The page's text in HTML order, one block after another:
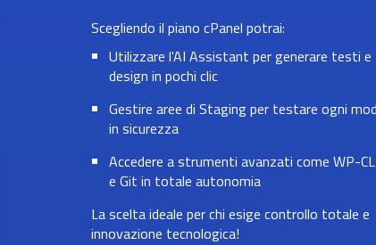
Scegliendo il piano cPanel potrai:
Utilizzare l'AI Assistant per generare testi e
design in pochi clic
Gestire aree di Staging per testare ogni
in sicurezza
Accedere a strumenti avanzati come WP-
e Git in totale autonomia
La scelta ideale per chi esige controllo totale e
innovazione tecnologica!